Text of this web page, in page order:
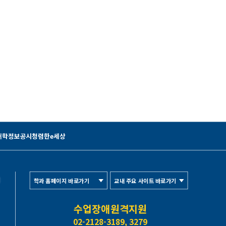
학정보공시청렴한e세상
수업장애원격지원
02-2128-3189, 3279
학과 홈페이지 바로가기 교내 주요 사이트 바로가기